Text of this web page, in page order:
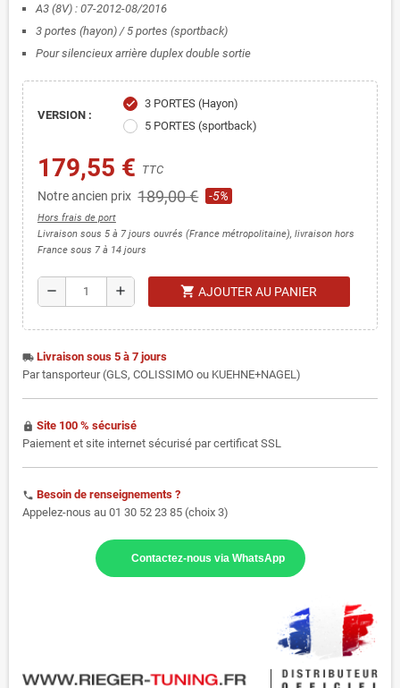
A3 (8V) : 07-2012-08/2016
3 portes (hayon) / 5 portes (sportback)
Pour silencieux arrière duplex double sortie
VERSION :
check
3 PORTES (Hayon)
5 PORTES (sportback)
179,55 € TTC
Notre ancien prix 189,00 € -5%
Hors frais de port
Livraison sous 5 à 7 jours ouvrés (France métropolitaine), livraison hors
France sous 7 à 14 jours
remove add shopping_cart AJOUTER AU PANIER
local_shipping Livraison sous 5 à 7 jours
Par tansporteur (GLS, COLISSIMO ou KUEHNE+NAGEL)
https Site 100 % sécurisé
Paiement et site internet sécurisé par certificat SSL
phone Besoin de renseignements ?
Appelez-nous au 01 30 52 23 85 (choix 3)
Contactez-nous via WhatsApp